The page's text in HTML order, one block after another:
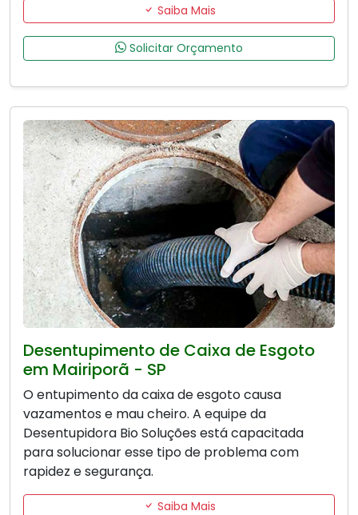
Saiba Mais
Solicitar Orçamento
Desentupimento de Caixa de Esgoto
em Mairiporã - SP
O entupimento da caixa de esgoto causa
vazamentos e mau cheiro. A equipe da
Desentupidora Bio Soluções está capacitada
para solucionar esse tipo de problema com
rapidez e segurança.
Saiba Mais